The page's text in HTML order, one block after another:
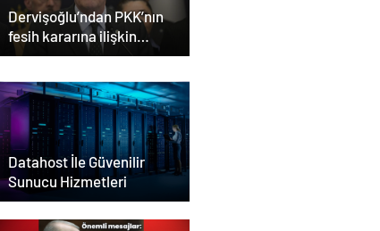
Dervişoğlu’ndan PKK’nın
fesih kararına ilişkin
açıklama
Datahost İle Güvenilir
Sunucu Hizmetleri